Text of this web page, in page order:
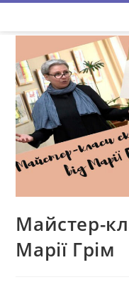
Майстер-
Марії Грім